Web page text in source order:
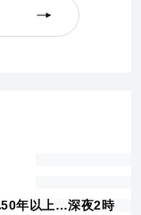
50年以上…深夜2時